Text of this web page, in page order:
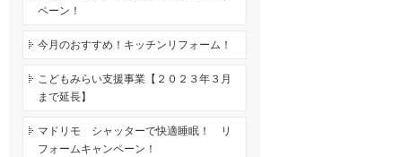
ペーン！
今月のおすすめ！キッチンリフォーム！
こどもみらい支援事業【２０２３年３月
まで延長】
マドリモ シャッターで快適睡眠！ リ
フォームキャンペーン！